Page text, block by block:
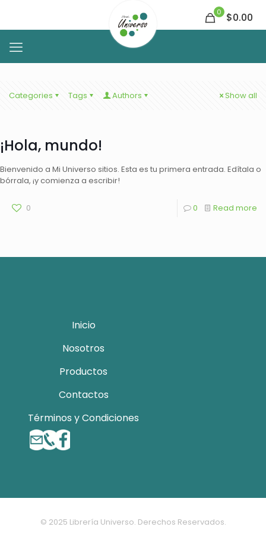
0 $0.00
Categories Tags Authors Show all
¡Hola, mundo!
Bienvenido a Mi Universo sitios. Esta es tu primera entrada. Edítala o
bórrala, ¡y comienza a escribir!
0 0 Read more
Inicio
Nosotros
Productos
Contactos
Términos y Condiciones
© 2025 Librería Universo. Derechos Reservados.